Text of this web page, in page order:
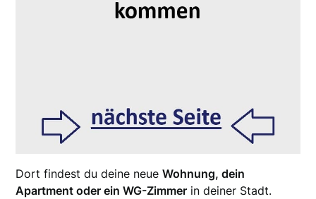
Dort findest du deine neueWohnung, dein
Apartment oder ein WG-Zimmer in deiner Stadt.